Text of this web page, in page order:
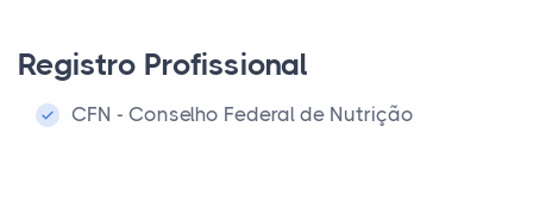
Registro Profissional
CFN - Conselho Federal de Nutrição